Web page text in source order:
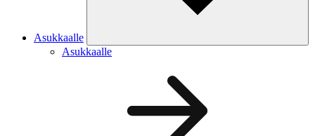
Asukkaalle
Asukkaalle